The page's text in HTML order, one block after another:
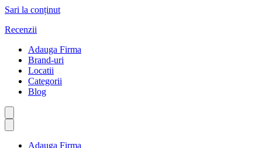
Sari la conținut
Recenzii
Adauga Firma
Brand-uri
Locatii
Categorii
Blog
Adauga Firma